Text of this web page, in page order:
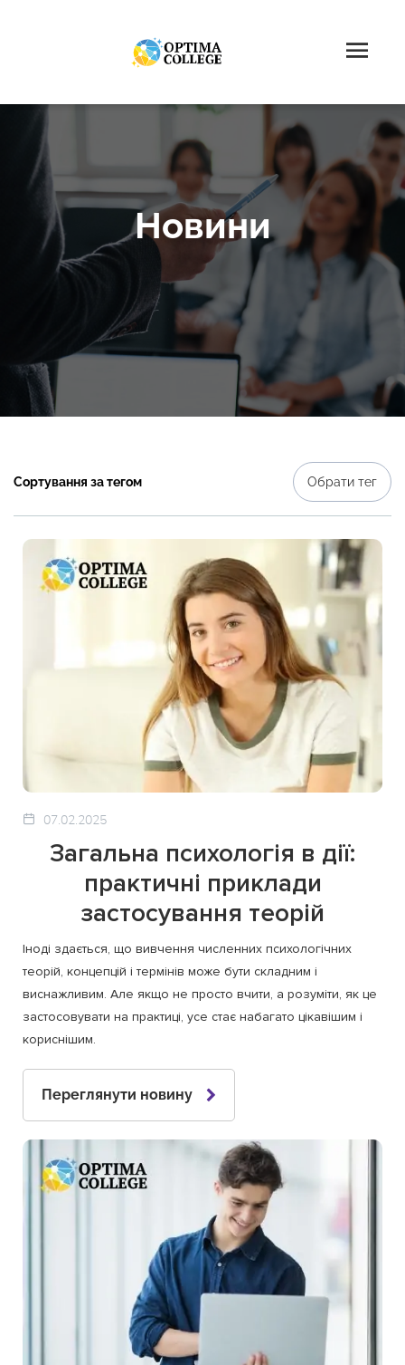
Новини
Сортування за тегом Обрати тег
07.02.2025
Загальна психологія в дії:
практичні приклади
застосування теорій
Іноді здається, що вивчення численних психологічних
теорій, концепцій і термінів може бути складним і
виснажливим. Але якщо не просто вчити, а розуміти, як це
застосовувати на практиці, усе стає набагато цікавішим і
кориснішим.
Переглянути новину